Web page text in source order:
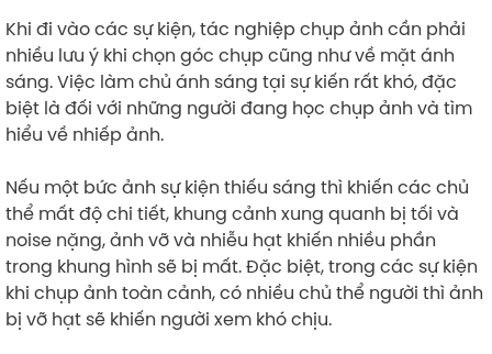
Khi đi vào các sự kiện, tác nghiệp chụp ảnh cần phải
nhiều lưu ý khi chọn góc chụp cũng như về mặt ánh
sáng. Việc làm chủ ánh sáng tại sự kiến rất khó, đặc
biệt là đối với những người đang học chụp ảnh và tìm
hiểu về nhiếp ảnh.
Nếu một bức ảnh sự kiện thiếu sáng thì khiến các chủ
thể mất độ chi tiết, khung cảnh xung quanh bị tối và
noise nặng, ảnh vỡ và nhiễu hạt khiến nhiều phần
trong khung hình sẽ bị mất. Đặc biệt, trong các sự kiện
khi chụp ảnh toàn cảnh, có nhiều chủ thể người thì ảnh
bị vỡ hạt sẽ khiến người xem khó chịu.